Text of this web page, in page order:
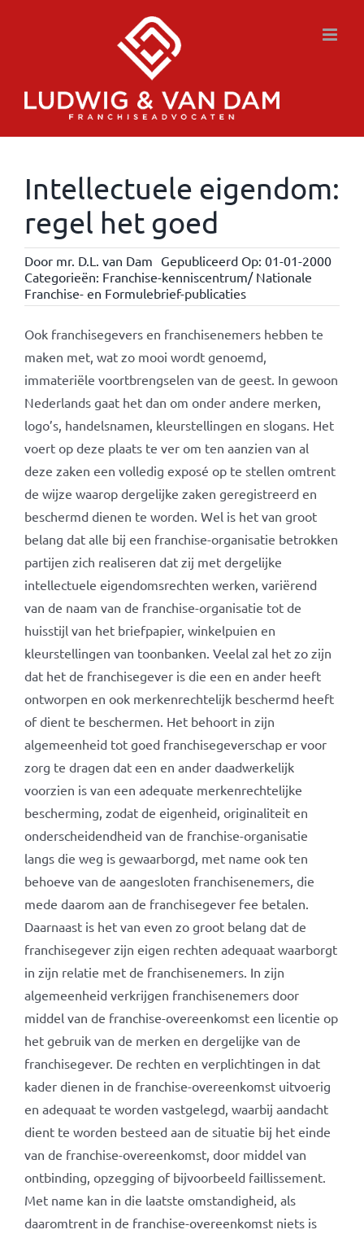
Intellectuele eigendom:
regel het goed
Door mr. D.L. van Dam Gepubliceerd Op: 01-01-2000
Categorieën: Franchise-kenniscentrum/ Nationale
Franchise- en Formulebrief-publicaties
Ook franchisegevers en franchisenemers hebben te
maken met, wat zo mooi wordt genoemd,
immateriële voortbrengselen van de geest. In gewoon
Nederlands gaat het dan om onder andere merken,
logo’s, handelsnamen, kleurstellingen en slogans. Het
voert op deze plaats te ver om ten aanzien van al
deze zaken een volledig exposé op te stellen omtrent
de wijze waarop dergelijke zaken geregistreerd en
beschermd dienen te worden. Wel is het van groot
belang dat alle bij een franchise-organisatie betrokken
partijen zich realiseren dat zij met dergelijke
intellectuele eigendomsrechten werken, variërend
van de naam van de franchise-organisatie tot de
huisstijl van het briefpapier, winkelpuien en
kleurstellingen van toonbanken. Veelal zal het zo zijn
dat het de franchisegever is die een en ander heeft
ontworpen en ook merkenrechtelijk beschermd heeft
of dient te beschermen. Het behoort in zijn
algemeenheid tot goed franchisegeverschap er voor
zorg te dragen dat een en ander daadwerkelijk
voorzien is van een adequate merkenrechtelijke
bescherming, zodat de eigenheid, originaliteit en
onderscheidendheid van de franchise-organisatie
langs die weg is gewaarborgd, met name ook ten
behoeve van de aangesloten franchisenemers, die
mede daarom aan de franchisegever fee betalen.
Daarnaast is het van even zo groot belang dat de
franchisegever zijn eigen rechten adequaat waarborgt
in zijn relatie met de franchisenemers. In zijn
algemeenheid verkrijgen franchisenemers door
middel van de franchise-overeenkomst een licentie op
het gebruik van de merken en dergelijke van de
franchisegever. De rechten en verplichtingen in dat
kader dienen in de franchise-overeenkomst uitvoerig
en adequaat te worden vastgelegd, waarbij aandacht
dient te worden besteed aan de situatie bij het einde
van de franchise-overeenkomst, door middel van
ontbinding, opzegging of bijvoorbeeld faillissement.
Met name kan in die laatste omstandigheid, als
daaromtrent in de franchise-overeenkomst niets is